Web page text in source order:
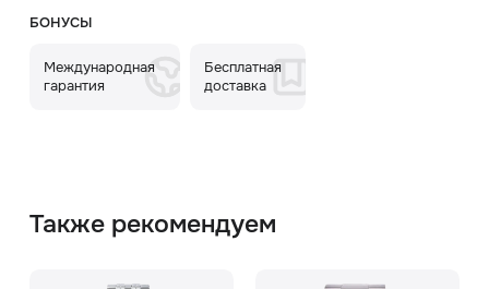
БОНУСЫ
Международная
гарантия
Бесплатная
доставка
Также рекомендуем